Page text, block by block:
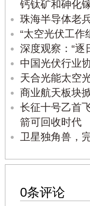
钙钛矿和砷化
珠海半导体老
“太空光伏工作
深度观察：“逐
中国光伏行业
天合光能太空
商业航天板块
长征十号乙首
箭可回收时代
卫星独角兽，
0条评论